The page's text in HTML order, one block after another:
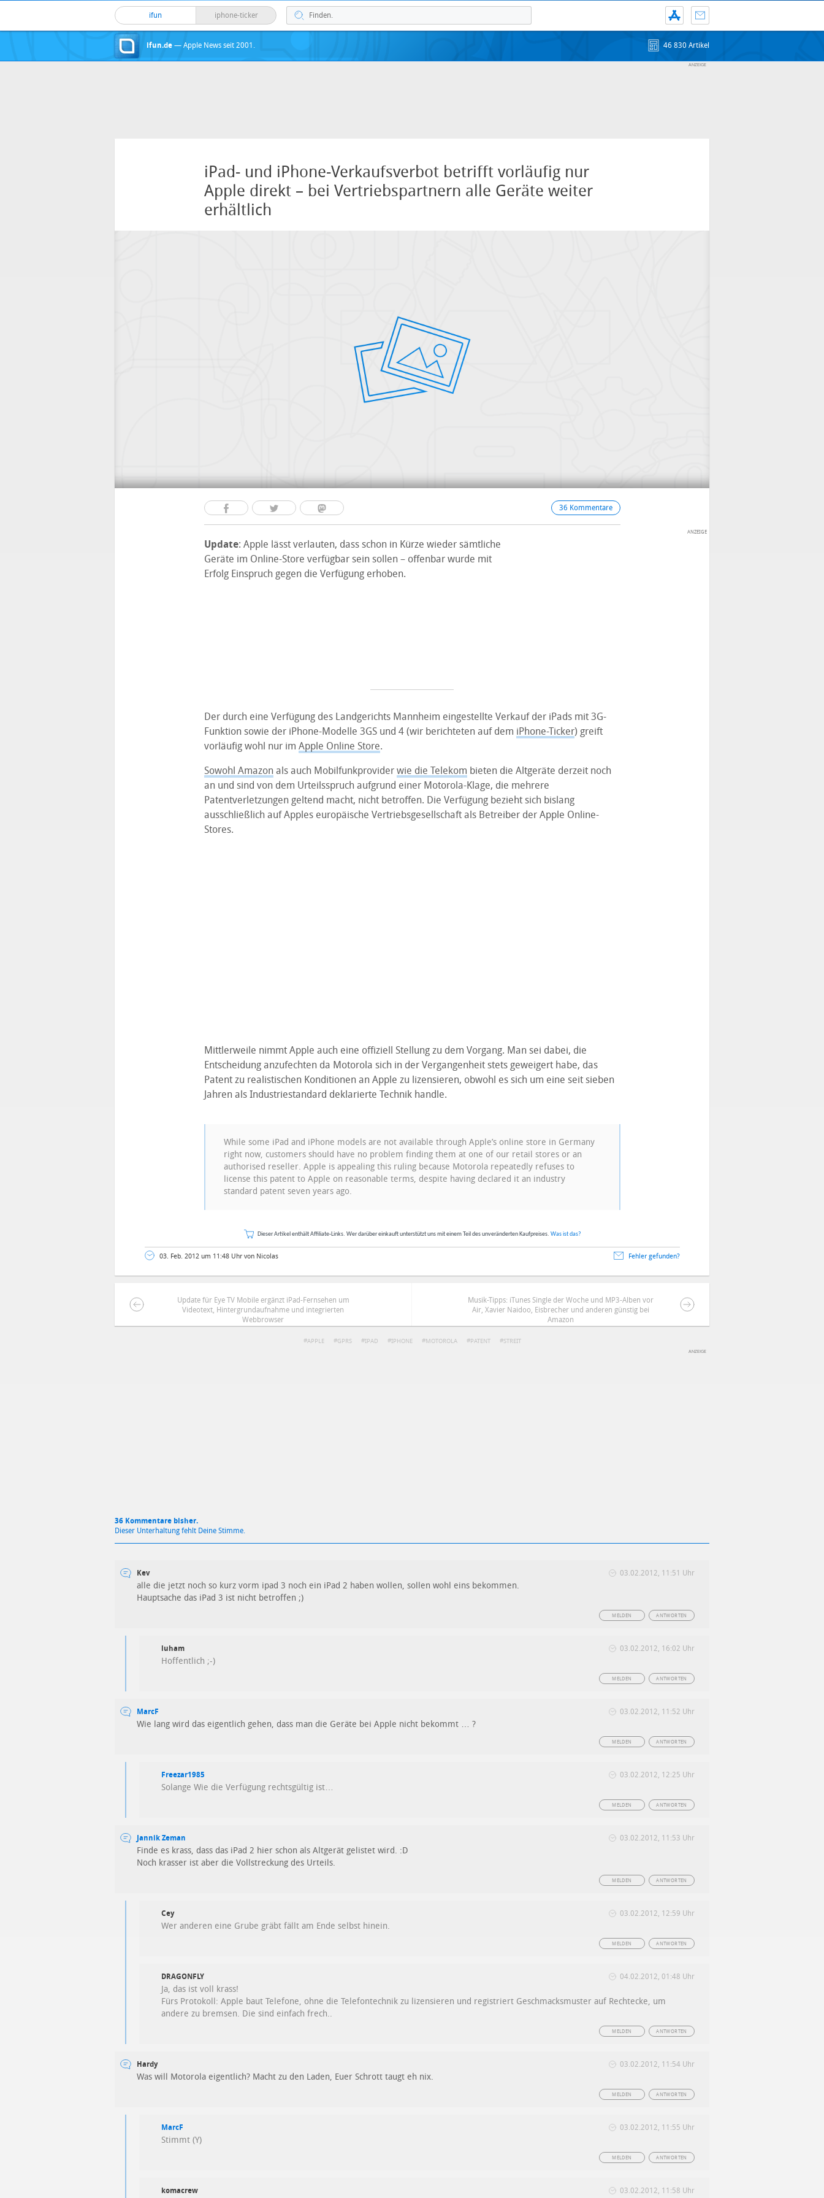
ifun iphone-ticker
ifun.de — Apple News seit 2001. 46 830 Artikel
iPad- und iPhone-Verkaufsverbot betrifft vorläufig nur
Apple direkt – bei Vertriebspartnern alle Geräte weiter
erhältlich
36 Kommentare
Update: Apple lässt verlauten, dass schon in Kürze wieder sämtliche
Geräte im Online-Store verfügbar sein sollen – offenbar wurde mit
Erfolg Einspruch gegen die Verfügung erhoben.
Der durch eine Verfügung des Landgerichts Mannheim eingestellte Verkauf der iPads mit 3G-
Funktion sowie der iPhone-Modelle 3GS und 4 (wir berichteten auf dem iPhone-Ticker) greift
vorläufig wohl nur im Apple Online Store.
Sowohl Amazonals auch Mobilfunkprovider wie die Telekom bieten die Altgeräte derzeit noch
an und sind von dem Urteilsspruch aufgrund einer Motorola-Klage, die mehrere
Patentverletzungen geltend macht, nicht betroffen. Die Verfügung bezieht sich bislang
ausschließlich auf Apples europäische Vertriebsgesellschaft als Betreiber der Apple Online-
Stores.
Mittlerweile nimmt Apple auch eine offiziell Stellung zu dem Vorgang. Man sei dabei, die
Entscheidung anzufechten da Motorola sich in der Vergangenheit stets geweigert habe, das
Patent zu realistischen Konditionen an Apple zu lizensieren, obwohl es sich um eine seit sieben
Jahren als Industriestandard deklarierte Technik handle.
While some iPad and iPhone models are not available through Apple’s online store in Germany
right now, customers should have no problem finding them at one of our retail stores or an
authorised reseller. Apple is appealing this ruling because Motorola repeatedly refuses to
license this patent to Apple on reasonable terms, despite having declared it an industry
standard patent seven years ago.
Dieser Artikel enthält Affiliate-Links. Wer darüber einkauft unterstützt uns mit einem Teil des unveränderten Kaufpreises. Was ist das?
03. Feb. 2012 um 11:48 Uhr von Nicolas Fehler gefunden?
DEINE ANMERKUNG ZUM ARTIKEL
Update für Eye TV Mobile ergänzt iPad-Fernsehen um
Videotext, Hintergrundaufnahme und integrierten
Webbrowser
Musik-Tipps: iTunes Single der Woche und MP3-Alben vor
Air, Xavier Naidoo, Eisbrecher und anderen günstig bei
Amazon
APPLE GPRS IPAD IPHONE MOTOROLA PATENT STREIT
36 Kommentare bisher.
Dieser Unterhaltung fehlt Deine Stimme.
Kev 03.02.2012, 11:51 Uhr
alle die jetzt noch so kurz vorm ipad 3 noch ein iPad 2 haben wollen, sollen wohl eins bekommen.
Hauptsache das iPad 3 ist nicht betroffen ;)
ANTWORTEN
MELDEN
luham 03.02.2012, 16:02 Uhr
Hoffentlich ;-)
ANTWORTEN
MELDEN
MarcF 03.02.2012, 11:52 Uhr
Wie lang wird das eigentlich gehen, dass man die Geräte bei Apple nicht bekommt … ?
ANTWORTEN
MELDEN
Freezar1985 03.02.2012, 12:25 Uhr
Solange Wie die Verfügung rechtsgültig ist…
ANTWORTEN
MELDEN
Jannik Zeman 03.02.2012, 11:53 Uhr
Finde es krass, dass das iPad 2 hier schon als Altgerät gelistet wird. :D
Noch krasser ist aber die Vollstreckung des Urteils.
ANTWORTEN
MELDEN
Cey 03.02.2012, 12:59 Uhr
Wer anderen eine Grube gräbt fällt am Ende selbst hinein.
ANTWORTEN
MELDEN
DRAGONFLY 04.02.2012, 01:48 Uhr
Ja, das ist voll krass!
Fürs Protokoll: Apple baut Telefone, ohne die Telefontechnik zu lizensieren und registriert Geschmacksmuster auf Rechtecke, um
andere zu bremsen. Die sind einfach frech..
ANTWORTEN
MELDEN
Hardy 03.02.2012, 11:54 Uhr
Was will Motorola eigentlich? Macht zu den Laden, Euer Schrott taugt eh nix.
ANTWORTEN
MELDEN
MarcF 03.02.2012, 11:55 Uhr
Stimmt (Y)
ANTWORTEN
MELDEN
komacrew 03.02.2012, 11:58 Uhr